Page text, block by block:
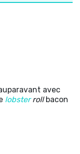
avec
lobsterrollbacon